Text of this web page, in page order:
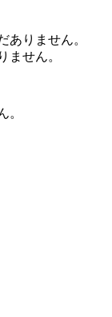
ありません。
ません。
。